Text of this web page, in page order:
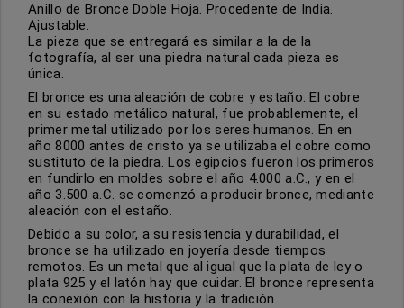
Anillo de Bronce Doble Hoja. Procedente de India.
Ajustable.
La pieza que se entregará es similar a la de la
fotografía, al ser una piedra natural cada pieza es
única.
El bronce es una aleación de cobre y estaño. El cobre
en su estado metálico natural, fue probablemente, el
primer metal utilizado por los seres humanos. En en
año 8000 antes de cristo ya se utilizaba el cobre como
sustituto de la piedra. Los egipcios fueron los primeros
en fundirlo en moldes sobre el año 4.000 a.C., y en el
año 3.500 a.C. se comenzó a producir bronce, mediante
aleación con el estaño.
Debido a su color, a su resistencia y durabilidad, el
bronce se ha utilizado en joyería desde tiempos
remotos. Es un metal que al igual que la plata de ley o
plata 925 y el latón hay que cuidar. El bronce representa
la conexión con la historia y la tradición.